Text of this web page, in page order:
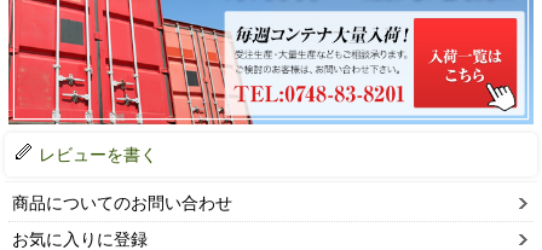
レビューを書く
商品についてのお問い合わせ
お気に入りに登録